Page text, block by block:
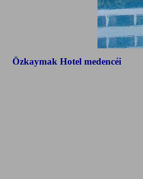
Özkaymak Hotel medencéi